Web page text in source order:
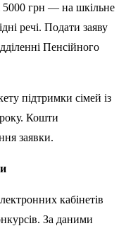
5000 грн — на шкільне
речі. Подати заяву
Пенсійного
підтримки сімей із
Кошти
заявки.
кабінетів
За даними